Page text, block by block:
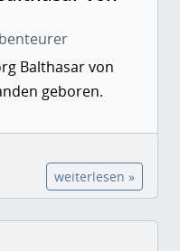
Balthasar von
geboren.
weiterlesen »